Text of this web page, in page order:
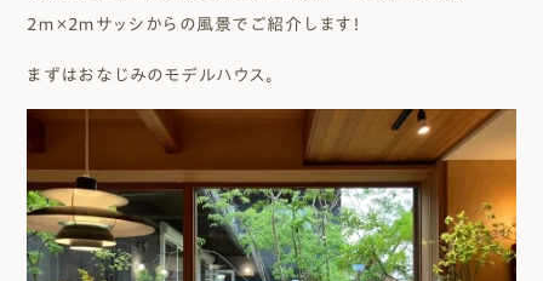
2ｍ×2ｍサッシからの風景でご紹介します！
まずはおなじみのモデルハウス。